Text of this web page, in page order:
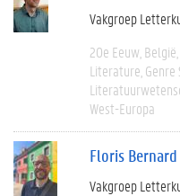
Vakgroep
20e Eeuw België
Literature Genre
West-Europa
Floris Bernard
Vakgroep